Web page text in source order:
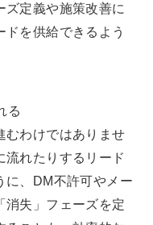
ズ定義や施策改善に
を供給できるよう
る
むわけではありませ
流れたりするリード
に、DM不許可やメー
消失」フェーズを定